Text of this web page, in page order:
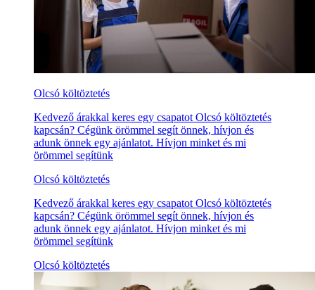
Olcsó költöztetés
Kedvező árakkal keres egy csapatot Olcsó költöztetés
kapcsán? Cégünk örömmel segít önnek, hívjon és
adunk önnek egy ajánlatot. Hívjon minket és mi
örömmel segítünk
Olcsó költöztetés
Kedvező árakkal keres egy csapatot Olcsó költöztetés
kapcsán? Cégünk örömmel segít önnek, hívjon és
adunk önnek egy ajánlatot. Hívjon minket és mi
örömmel segítünk
Olcsó költöztetés